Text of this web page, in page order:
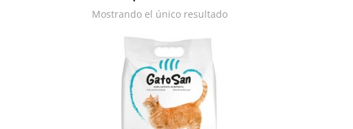
Mostrando el único resultado